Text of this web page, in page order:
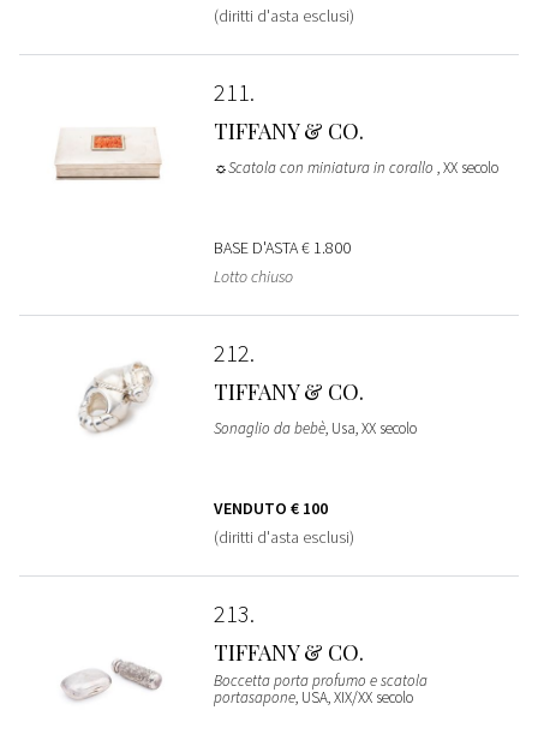
(diritti d'asta esclusi)
211
TIFFANY & CO.
☼Scatola con miniatura in corallo , XX secolo
BASE D'ASTA€ 1.800
Lotto chiuso
212
TIFFANY & CO.
Sonaglio da bebè, Usa, XX secolo
VENDUTO € 100
(diritti d'asta esclusi)
213
TIFFANY & CO.
Boccetta porta profumo e scatola
portasapone, USA, XIX/XX secolo